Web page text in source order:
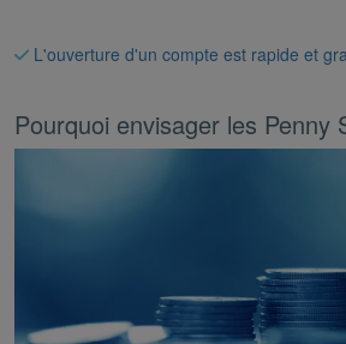
L'ouverture d'un compte est rapide et
Pourquoi envisager les Penny